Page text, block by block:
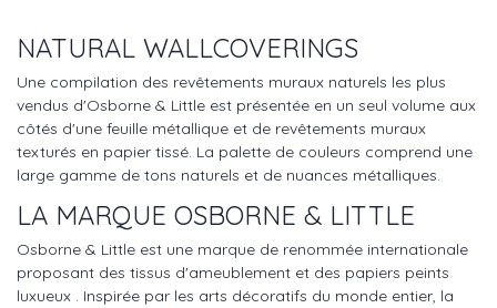
NATURAL WALLCOVERINGS
Une compilation des revêtements muraux naturels les plus
vendus d'Osborne & Little est présentée en un seul volume aux
côtés d'une feuille métallique et de revêtements muraux
texturés en papier tissé. La palette de couleurs comprend une
large gamme de tons naturels et de nuances métalliques.
LA MARQUE OSBORNE & LITTLE
Osborne & Little est une marque de renommée internationale
proposant des tissus d'ameublement et des papiers peints
luxueux . Inspirée par les arts décoratifs du monde entier, la